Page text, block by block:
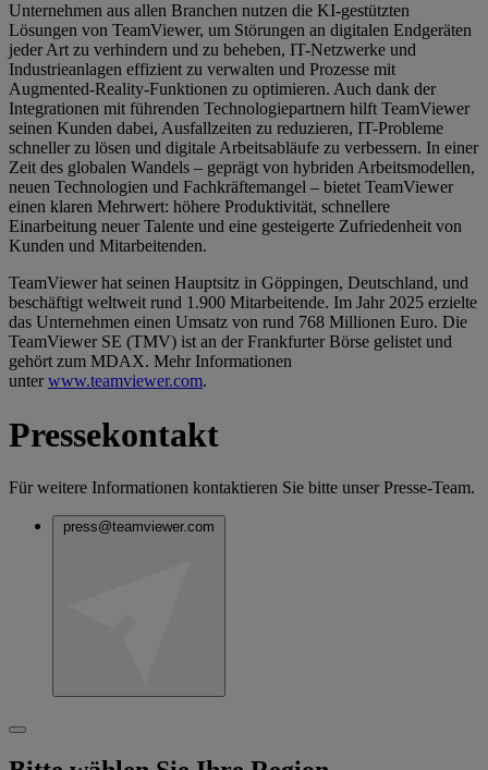
Unternehmen aus allen Branchen nutzen die KI-gestützten
Lösungen von TeamViewer, um Störungen an digitalen Endgeräten
jeder Art zu verhindern und zu beheben, IT-Netzwerke und
Industrieanlagen effizient zu verwalten und Prozesse mit
Augmented-Reality-Funktionen zu optimieren. Auch dank der
Integrationen mit führenden Technologiepartnern hilft TeamViewer
seinen Kunden dabei, Ausfallzeiten zu reduzieren, IT-Probleme
schneller zu lösen und digitale Arbeitsabläufe zu verbessern. In einer
Zeit des globalen Wandels – geprägt von hybriden Arbeitsmodellen,
neuen Technologien und Fachkräftemangel – bietet TeamViewer
einen klaren Mehrwert: höhere Produktivität, schnellere
Einarbeitung neuer Talente und eine gesteigerte Zufriedenheit von
Kunden und Mitarbeitenden.
TeamViewer hat seinen Hauptsitz in Göppingen, Deutschland, und
beschäftigt weltweit rund 1.900 Mitarbeitende. Im Jahr 2025 erzielte
das Unternehmen einen Umsatz von rund 768 Millionen Euro. Die
TeamViewer SE (TMV) ist an der Frankfurter Börse gelistet und
gehört zum MDAX. Mehr Informationen
unterwww.teamviewer.com.
Pressekontakt
Für weitere Informationen kontaktieren Sie bitte unser Presse-Team.
press@teamviewer.com